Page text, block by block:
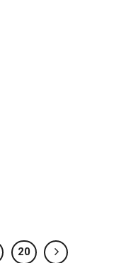
20